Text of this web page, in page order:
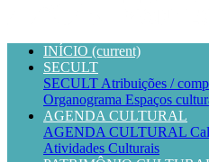
INÍCIO (current)
SECULT
SECULT Atribuições /
Organograma Espaços
AGENDA CULTURAL
AGENDA CULTURAL
Atividades Culturais